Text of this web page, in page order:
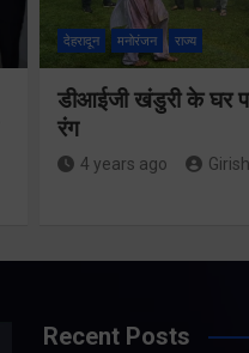
देहरादून मनोरंजन राज्य
डीआईजी खंडुरी के घर
रंग
4 years ago
Recent Posts
लिए
कर
Share